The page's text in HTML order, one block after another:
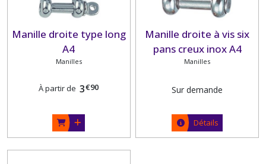
Manille droite type long
A4
Manilles
À partir de 3€90
Manille droite à vis six
pans creux inox A4
Manilles
Sur demande
Détails
Afficher